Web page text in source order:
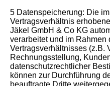
5 Datenspeicherung: Die
Vertragsverhältnis
Jäkel GmbH & Co KG
verarbeitet und im
Vertragsverhältnisses (z.B.
Rechnungsstellung,
datenschutzrechtlicher
können zur Durchführung
beauftragte Dritte